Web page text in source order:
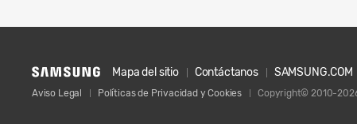
Mapa del sitio Contáctanos SAMSUNG.COM
Aviso Legal Políticas de Privacidad y Cookies Copyright© 2010-2026